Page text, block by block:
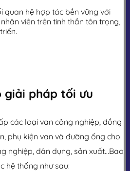
quan hệ hợp tác bền vững với
viên trên tinh thần tôn trọng,
giải pháp tối ưu
các loại van công nghiệp, đồng
phụ kiện van và đường ống cho
nghiệp, dân dụng, sản xuất…Bao
hệ thống như sau: